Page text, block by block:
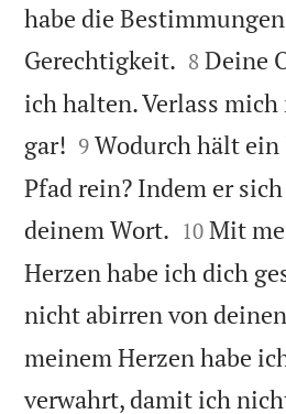
habe die
Gerechtigkeit. 

8 Deine
ich halten. Verlass
gar! 

9 Wodurch hält
Pfad rein? Indem er
deinem Wort. 

10 Mit
Herzen habe ich dich
nicht abirren von
meinem Herzen habe
verwahrt, damit ich